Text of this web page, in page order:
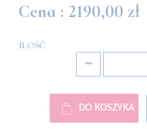
Cena : 2190,00 zł
ILOŚĆ
DO KOSZYKA